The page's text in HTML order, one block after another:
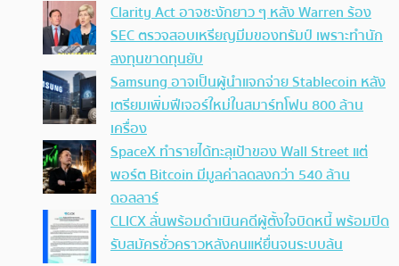
Clarity Act อาจชะงักยาว ๆ หลัง Warren ร้อง
SEC ตรวจสอบเหรียญมีมของทรัมป์ เพราะทำนัก
ลงทุนขาดทุนยับ
Samsung อาจเป็นผู้นำแจกจ่าย Stablecoin หลัง
เตรียมเพิ่มฟีเจอร์ใหม่ในสมาร์ทโฟน 800 ล้าน
เครื่อง
SpaceX ทำรายได้ทะลุเป้าของ Wall Street แต่
พอร์ต Bitcoin มีมูลค่าลดลงกว่า 540 ล้าน
ดอลลาร์
CLICX ลั่นพร้อมดำเนินคดีผู้ตั้งใจบิดหนี้ พร้อมปิด
รับสมัครชั่วคราวหลังคนแห่ยื่นจนระบบล้น